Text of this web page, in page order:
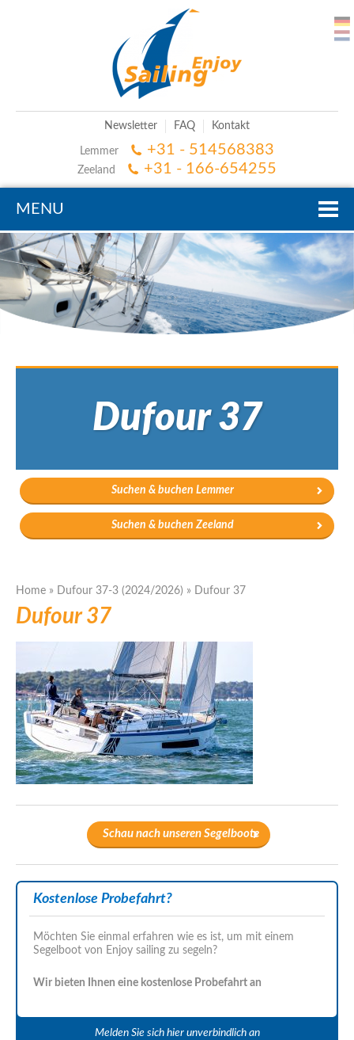
Newsletter FAQ Kontakt
Lemmer +31 - 514568383
Zeeland +31 - 166-654255
MENU
Dufour 37
Suchen & buchen Lemmer
Suchen & buchen Zeeland
Home » Dufour 37-3 (2024/2026) » Dufour 37
Dufour 37
Schau nach unseren Segelboote
Kostenlose Probefahrt?
Möchten Sie einmal erfahren wie es ist, um mit einem
Segelboot von Enjoy sailing zu segeln?
Wir bieten Ihnen eine kostenlose Probefahrt an
Melden Sie sich hier unverbindlich an